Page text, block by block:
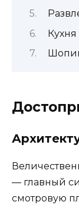
Кухня
— главный
смотровую